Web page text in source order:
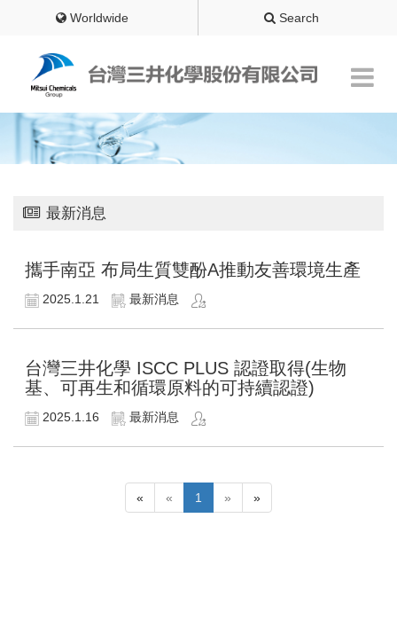
Worldwide Search
最新消息
攜手南亞 布局生質雙酚A推動友善環境生產
2025.1.21 最新消息
台灣三井化學 ISCC PLUS 認證取得(生物
基、可再生和循環原料的可持續認證)
2025.1.16 最新消息
« « 1 » »